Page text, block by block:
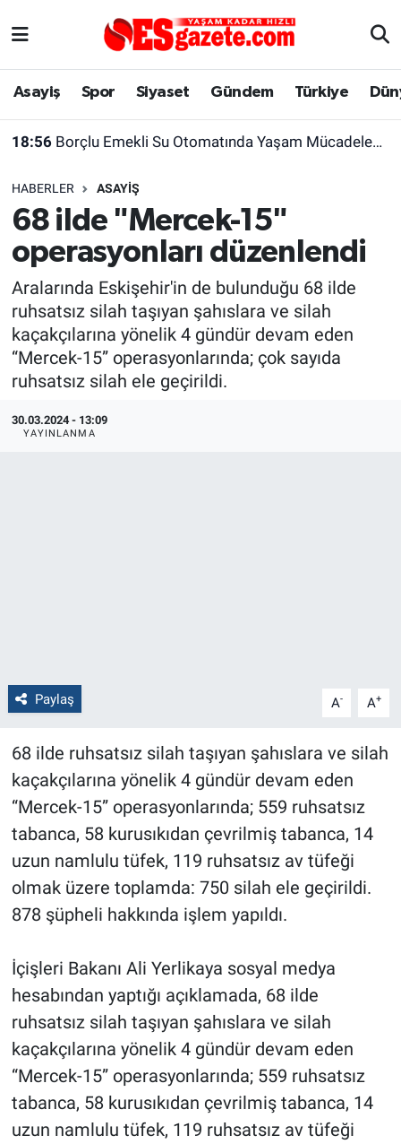
Asayiş Spor Siyaset Gündem Türkiye
18:56 Borçlu Emekli Su Otomatında Yaşam Mücadelesi Veriyor
HABERLER ASAYIŞ
68 ilde "Mercek-15"
operasyonları düzenlendi
Aralarında Eskişehir'in de bulunduğu 68 ilde
ruhsatsız silah taşıyan şahıslara ve silah
kaçakçılarına yönelik 4 gündür devam eden
“Mercek-15” operasyonlarında; çok sayıda
ruhsatsız silah ele geçirildi.
30.03.2024 - 13:09
YAYINLANMA
Paylaş A- A+
68 ilde ruhsatsız silah taşıyan şahıslara ve silah
kaçakçılarına yönelik 4 gündür devam eden
“Mercek-15” operasyonlarında; 559 ruhsatsız
tabanca, 58 kurusıkıdan çevrilmiş tabanca, 14
uzun namlulu tüfek, 119 ruhsatsız av tüfeği
olmak üzere toplamda: 750 silah ele geçirildi.
878 şüpheli hakkında işlem yapıldı.
İçişleri Bakanı Ali Yerlikaya sosyal medya
hesabından yaptığı açıklamada, 68 ilde
ruhsatsız silah taşıyan şahıslara ve silah
kaçakçılarına yönelik 4 gündür devam eden
“Mercek-15” operasyonlarında; 559 ruhsatsız
tabanca, 58 kurusıkıdan çevrilmiş tabanca, 14
uzun namlulu tüfek, 119 ruhsatsız av tüfeği
Asayiş
Gündem
Türkiye
Dünya
Sağlık
Alış-Veriş/İş dünyası
Yaşam
Eskişehirspor Arşivi
Eskişehir Arşivi
Röportaj
Ekonomi
Kültür Sanat
Politika
Yerel
Magazin
Bilim ve Teknoloji
Eskişehir Nöbetçi Eczaneler
Süper Lig Puan Durumu ve Fikstür
Tüm Manşetler
Son Dakika Haberleri
Haber Arşivi